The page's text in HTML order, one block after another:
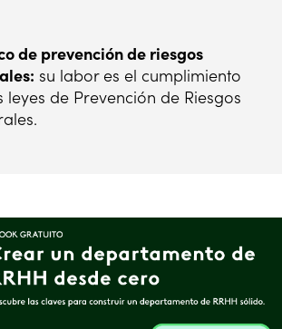
de prevención de riesgos
su labor es el cumplimiento
leyes de Prevención de Riesgos